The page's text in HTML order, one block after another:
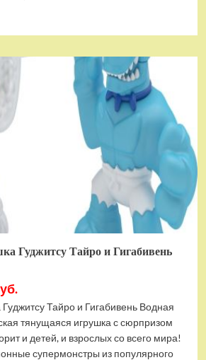
Гуджитсу Тайро и Гигабивень
Тайро и Гигабивень Водная
тянущаяся игрушка с сюрпризом
и детей, и взрослых со всего мира!
супермонстры из популярного